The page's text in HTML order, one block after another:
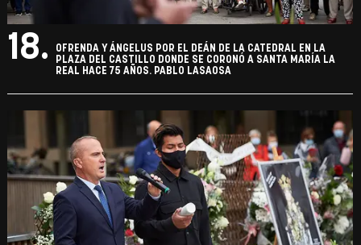
18.
OFRENDA Y ÁNGELUS POR EL DEÁN DE LA CATEDRAL EN LA
PLAZA DEL CASTILLO DONDE SE CORONÓ A SANTA MARÍA LA
REAL HACE 75 AÑOS. PABLO LASAOSA